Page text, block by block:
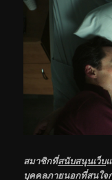
สมาชิกที่สนับสนุนเว็บ
บุคคลภายนอกที่สนใจ